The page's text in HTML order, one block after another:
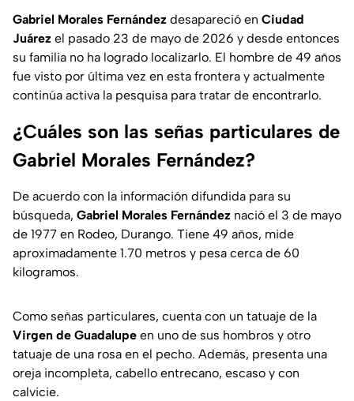
Gabriel Morales Fernández desapareció en Ciudad
Juárez el pasado 23 de mayo de 2026 y desde entonces
su familia no ha logrado localizarlo. El hombre de 49 años
fue visto por última vez en esta frontera y actualmente
continúa activa la pesquisa para tratar de encontrarlo.
¿Cuáles son las señas particulares de
Gabriel Morales Fernández?
De acuerdo con la información difundida para su
búsqueda, Gabriel Morales Fernández nació el 3 de mayo
de 1977 en Rodeo, Durango. Tiene 49 años, mide
aproximadamente 1.70 metros y pesa cerca de 60
kilogramos.
Como señas particulares, cuenta con un tatuaje de la
Virgen de Guadalupe en uno de sus hombros y otro
tatuaje de una rosa en el pecho. Además, presenta una
oreja incompleta, cabello entrecano, escaso y con
calvicie.